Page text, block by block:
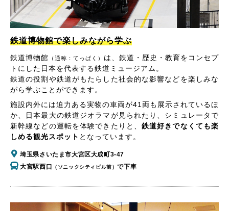
鉄道博物館で楽しみながら学ぶ
鉄道博物館 （通称：てっぱく） は、鉄道・歴史・教育をコンセプ
トにした日本を代表する鉄道ミュージアム。
鉄道の役割や鉄道がもたらした社会的な影響などを楽しみな
がら学ぶことができます。
施設内外には迫力ある実物の車両が41両も展示されているほ
か、日本最大の鉄道ジオラマが見られたり、シミュレータで
新幹線などの運転を体験できたりと、 鉄道好きでなくても楽
しめる観光スポット となっています。
埼玉県さいたま市大宮区大成町3-47
大宮駅西口
（ソニックシティビル前）で下車